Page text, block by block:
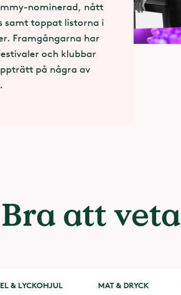
nominerad, nått
samt toppat listorna i
Framgångarna har
och klubbar
på några av
Bra att veta
& LYCKOHJUL MAT & DRYCK